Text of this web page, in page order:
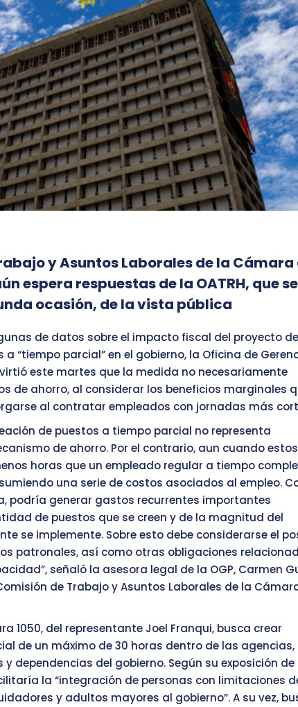
y Asuntos Laborales de la Cámara
espera respuestas de la OATRH, que se
ocasión, de la vista pública
de datos sobre el impacto fiscal del proyecto
“tiempo parcial” en el gobierno, la Oficina de
este martes que la medida no necesariamente
de ahorro, al considerar los beneficios marginales
al contratar empleados con jornadas más
de puestos a tiempo parcial no representa
de ahorro. Por el contrario, aun cuando estos
horas que un empleado regular a tiempo
una serie de costos asociados al empleo.
podría generar gastos recurrentes importantes
de puestos que se creen y de la magnitud del
se implemente. Sobre esto debe considerarse el
patronales, así como otras obligaciones
señaló la asesora legal de la OGP, Carmen
de Trabajo y Asuntos Laborales de la
1050, del representante Joel Franqui, busca crear
de un máximo de 30 horas dentro de las agencias,
dependencias del gobierno. Según su exposición de
la “integración de personas con limitaciones
y adultos mayores al gobierno”. A su vez,